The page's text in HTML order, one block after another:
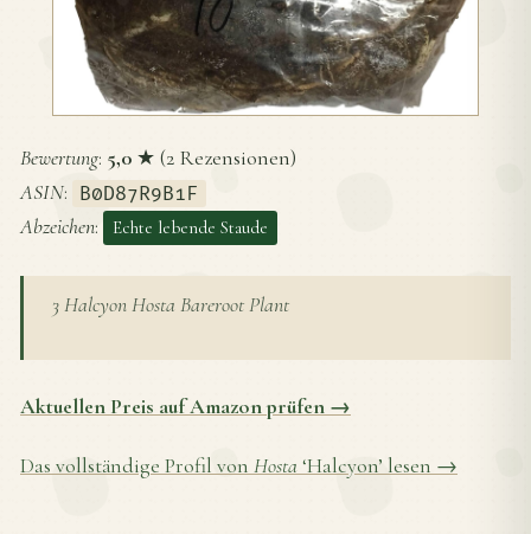
Bewertung: 5,0 ★ (2 Rezensionen)
ASIN: B0D87R9B1F
Abzeichen: Echte lebende Staude
3 Halcyon Hosta Bareroot Plant
Aktuellen Preis auf Amazon prüfen →
Das vollständige Profil von Hosta ‘Halcyon’ lesen →